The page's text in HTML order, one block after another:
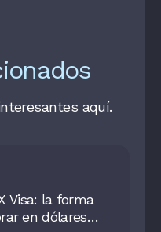
aquí.
Visa: la forma
en dólares